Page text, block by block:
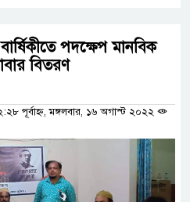
পদক্ষেপ মানবিক
বিতরণ
পূর্বাহ্ন, মঙ্গলবার, ১৬ অগাস্ট ২০২২